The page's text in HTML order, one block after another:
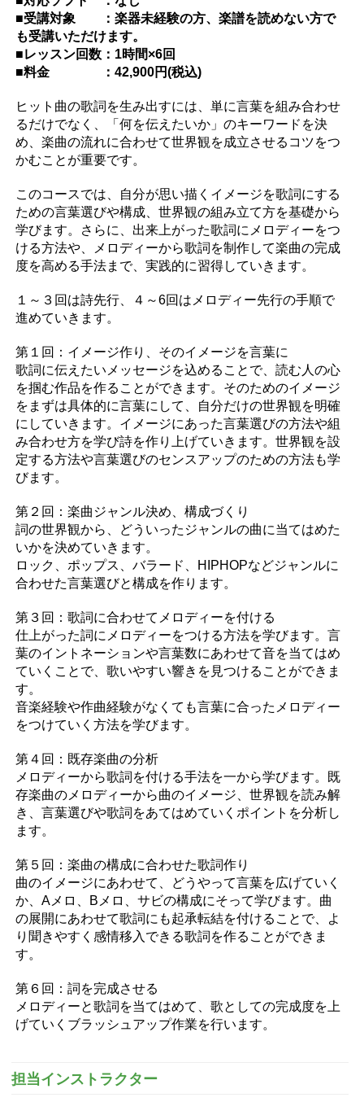
■受講対象 ：楽器未経験の方、楽譜を読めない方で
も受講いただけます。
■レッスン回数：1時間×6回
■料金 ：42,900円(税込)
ヒット曲の歌詞を生み出すには、単に言葉を組み合わせ
るだけでなく、「何を伝えたいか」のキーワードを決
め、楽曲の流れに合わせて世界観を成立させるコツをつ
かむことが重要です。
このコースでは、自分が思い描くイメージを歌詞にする
ための言葉選びや構成、世界観の組み立て方を基礎から
学びます。さらに、出来上がった歌詞にメロディーをつ
ける方法や、メロディーから歌詞を制作して楽曲の完成
度を高める手法まで、実践的に習得していきます。
１～３回は詩先行、４～6回はメロディー先行の手順で
進めていきます。
第１回：イメージ作り、そのイメージを言葉に
歌詞に伝えたいメッセージを込めることで、読む人の心
を掴む作品を作ることができます。そのためのイメージ
をまずは具体的に言葉にして、自分だけの世界観を明確
にしていきます。イメージにあった言葉選びの方法や組
み合わせ方を学び詩を作り上げていきます。世界観を設
定する方法や言葉選びのセンスアップのための方法も学
びます。
第２回：楽曲ジャンル決め、構成づくり
詞の世界観から、どういったジャンルの曲に当てはめた
いかを決めていきます。
ロック、ポップス、バラード、HIPHOPなどジャンルに
合わせた言葉選びと構成を作ります。
第３回：歌詞に合わせてメロディーを付ける
仕上がった詞にメロディーをつける方法を学びます。言
葉のイントネーションや言葉数にあわせて音を当てはめ
ていくことで、歌いやすい響きを見つけることができま
す。
音楽経験や作曲経験がなくても言葉に合ったメロディー
をつけていく方法を学びます。
第４回：既存楽曲の分析
メロディーから歌詞を付ける手法を一から学びます。既
存楽曲のメロディーから曲のイメージ、世界観を読み解
き、言葉選びや歌詞をあてはめていくポイントを分析し
ます。
第５回：楽曲の構成に合わせた歌詞作り
曲のイメージにあわせて、どうやって言葉を広げていく
か、Aメロ、Bメロ、サビの構成にそって学びます。曲
の展開にあわせて歌詞にも起承転結を付けることで、よ
り聞きやすく感情移入できる歌詞を作ることができま
す。
第６回：詞を完成させる
メロディーと歌詞を当てはめて、歌としての完成度を上
げていくブラッシュアップ作業を行います。
担当インストラクター